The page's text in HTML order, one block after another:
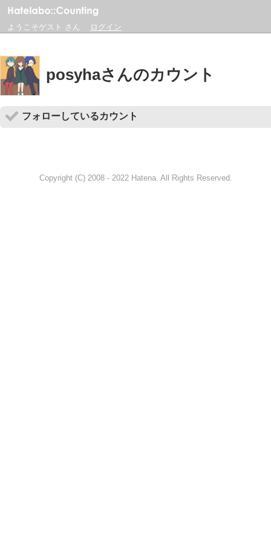
ようこそゲスト さん ログイン
posyhaさんのカウント
フォローしているカウント
Copyright (C) 2008 - 2022 Hatena. All Rights Reserved.